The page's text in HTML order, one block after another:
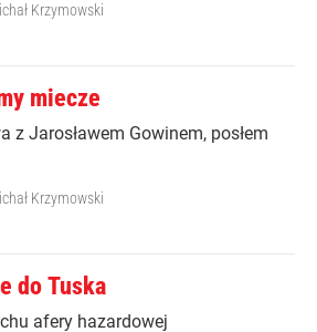
Krzymowski
miecze
z Jarosławem Gowinem, posłem
Krzymowski
do Tuska
afery hazardowej